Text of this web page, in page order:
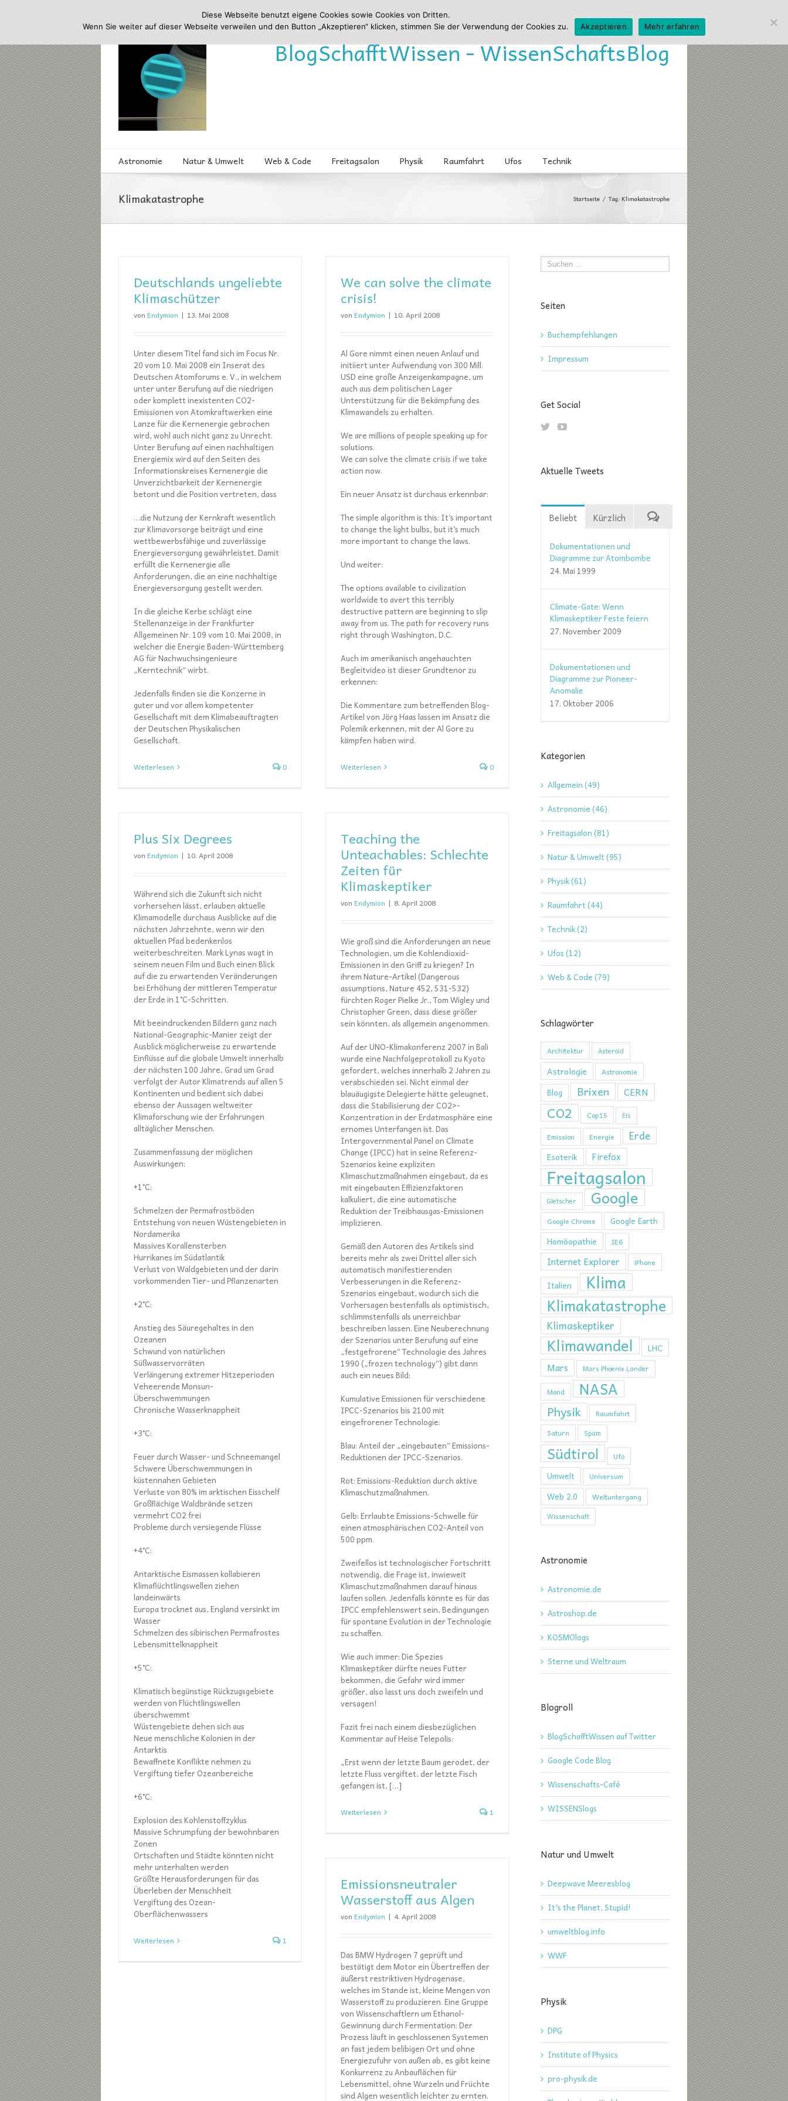
BlogSchafftWissen - WissenSchaftsBlog
Astronomie Natur & Umwelt Web & Code Freitagsalon Physik Raumfahrt Ufos Technik
Klimakatastrophe Startseite Tag: Klimakatastrophe
Deutschlands ungeliebte
Klimaschützer
von Endymion | 13. Mai 2008
Unter diesem Titel fand sich im Focus Nr.
20 vom 10. Mai 2008 ein Inserat des
Deutschen Atomforums e. V., in welchem
unter unter Berufung auf die niedrigen
oder komplett inexistenten CO2-
Emissionen von Atomkraftwerken eine
Lanze für die Kernenergie gebrochen
wird, wohl auch nicht ganz zu Unrecht.
Unter Berufung auf einen nachhaltigen
Energiemix wird auf den Seiten des
Informationskreises Kernenergie die
Unverzichtbarkeit der Kernenergie
betont und die Position vertreten, dass
…die Nutzung der Kernkraft wesentlich
zur Klimavorsorge beiträgt und eine
wettbewerbsfähige und zuverlässige
Energieversorgung gewährleistet. Damit
erfüllt die Kernenergie alle
Anforderungen, die an eine nachhaltige
Energieversorgung gestellt werden.
In die gleiche Kerbe schlägt eine
Stellenanzeige in der Frankfurter
Allgemeinen Nr. 109 vom 10. Mai 2008, in
welcher die Energie Baden-Württemberg
AG für Nachwuchsingenieure
„Kerntechnik“ wirbt.
Jedenfalls finden sie die Konzerne in
guter und vor allem kompetenter
Gesellschaft mit dem Klimabeauftragten
der Deutschen Physikalischen
Gesellschaft.
Weiterlesen 0
We can solve the climate
crisis!
von Endymion | 10. April 2008
Al Gore nimmt einen neuen Anlauf und
initiiert unter Aufwendung von 300 Mill.
USD eine große Anzeigenkampagne, um
auch aus dem politischen Lager
Unterstützung für die Bekämpfung des
Klimawandels zu erhalten.
We are millions of people speaking up for
solutions.
We can solve the climate crisis if we take
action now.
Ein neuer Ansatz ist durchaus erkennbar:
The simple algorithm is this: It’s important
to change the light bulbs, but it’s much
more important to change the laws.
Und weiter:
The options available to civilization
worldwide to avert this terribly
destructive pattern are beginning to slip
away from us. The path for recovery runs
right through Washington, D.C.
Auch im amerikanisch angehauchten
Begleitvideo ist dieser Grundtenor zu
erkennen:
Die Kommentare zum betreffenden Blog-
Artikel von Jörg Haas lassen im Ansatz die
Polemik erkennen, mit der Al Gore zu
kämpfen haben wird.
Weiterlesen 0
Plus Six Degrees
von Endymion | 10. April 2008
Während sich die Zukunft sich nicht
vorhersehen lässt, erlauben aktuelle
Klimamodelle durchaus Ausblicke auf die
nächsten Jahrzehnte, wenn wir den
aktuellen Pfad bedenkenlos
weiterbeschreiten. Mark Lynas wagt in
seinem neuen Film und Buch einen Blick
auf die zu erwartenden Veränderungen
bei Erhöhung der mittleren Temperatur
der Erde in 1°C-Schritten.
Mit beeindruckenden Bildern ganz nach
National-Geographic-Manier zeigt der
Ausblick möglicherweise zu erwartende
Einflüsse auf die globale Umwelt innerhalb
der nächsten 100 Jahre, Grad um Grad
verfolgt der Autor Klimatrends auf allen 5
Kontinenten und bedient sich dabei
ebenso der Aussagen weltweiter
Klimaforschung wie der Erfahrungen
alltäglicher Menschen.
Zusammenfassung der möglichen
Auswirkungen:
+1°C:
Schmelzen der Permafrostböden
Entstehung von neuen Wüstengebieten in
Nordamerika
Massives Korallensterben
Hurrikanes im Südatlantik
Verlust von Waldgebieten und der darin
vorkommenden Tier- und Pflanzenarten
+2°C:
Anstieg des Säuregehaltes in den
Ozeanen
Schwund von natürlichen
Süßwasservorräten
Verlängerung extremer Hitzeperioden
Veheerende Monsun-
Überschwemmungen
Chronische Wasserknappheit
+3°C:
Feuer durch Wasser- und Schneemangel
Schwere Überschwemmungen in
küstennahen Gebieten
Verluste von 80% im arktischen Eisschelf
Großflächige Waldbrände setzen
vermehrt CO2 frei
Probleme durch versiegende Flüsse
+4°C:
Antarktische Eismassen kollabieren
Klimaflüchtlingswellen ziehen
landeinwärts
Europa trocknet aus, England versinkt im
Wasser
Schmelzen des sibirischen Permafrostes
Lebensmittelknappheit
+5°C:
Klimatisch begünstige Rückzugsgebiete
werden von Flüchtlingswellen
überschwemmt
Wüstengebiete dehen sich aus
Neue menschliche Kolonien in der
Antarktis
Bewaffnete Konflikte nehmen zu
Vergiftung tiefer Ozeanbereiche
+6°C:
Explosion des Kohlenstoffzyklus
Massive Schrumpfung der bewohnbaren
Zonen
Ortschaften und Städte könnten nicht
mehr unterhalten werden
Größte Herausforderungen für das
Überleben der Menschheit
Vergiftung des Ozean-
Oberflächenwassers
Weiterlesen 1
Teaching the
Unteachables: Schlechte
Zeiten für
Klimaskeptiker
von Endymion | 8. April 2008
Wie groß sind die Anforderungen an neue
Technologien, um die Kohlendioxid-
Emissionen in den Griff zu kriegen? In
ihrem Nature-Artikel (Dangerous
assumptions, Nature 452, 531-532)
fürchten Roger Pielke Jr., Tom Wigley und
Christopher Green, dass diese größer
sein könnten, als allgemein angenommen.
Auf der UNO-Klimakonferenz 2007 in Bali
wurde eine Nachfolgeprotokoll zu Kyoto
gefordert, welches innerhalb 2 Jahren zu
verabschieden sei. Nicht einmal der
blauäugigste Delegierte hätte geleugnet,
dass die Stabilisierung der CO2>-
Konzentration in der Erdatmosphäre eine
ernomes Unterfangen ist. Das
Intergovernmental Panel on Climate
Change (IPCC) hat in seine Referenz-
Szenarios keine expliziten
Klimaschutzmaßnahmen eingebaut, da es
mit eingebauten Effizienzfaktoren
kalkuliert, die eine automatische
Reduktion der Treibhausgas-Emissionen
implizieren.
Gemäß den Autoren des Artikels sind
bereits mehr als zwei Drittel aller sich
automatisch manifestierenden
Verbesserungen in die Referenz-
Szenarios eingebaut, wodurch sich die
Vorhersagen bestenfalls als optimistisch,
schlimmstenfalls als unerreichbar
beschreiben lassen. Eine Neuberechnung
der Szenarios unter Berufung auf eine
„festgefrorene“ Technologie des Jahres
1990 („frozen technology“) gibt dann
auch ein neues Bild:
Kumulative Emissionen für verschiedene
IPCC-Szenarios bis 2100 mit
eingefrorener Technologie:
Blau: Anteil der „eingebauten“ Emissions-
Reduktionen der IPCC-Szenarios.
Rot: Emissions-Reduktion durch aktive
Klimaschutzmaßnahmen.
Gelb: Errlaubte Emissions-Schwelle für
einen atmosphärischen CO2-Anteil von
500 ppm.
Zweifellos ist technologischer Fortschritt
notwendig, die Frage ist, inwieweit
Klimaschutzmaßnahmen darauf hinaus
laufen sollen. Jedenfalls könnte es für das
IPCC empfehlenswert sein, Bedingungen
für spontane Evolution in der Technologie
zu schaffen.
Wie auch immer: Die Spezies
Klimaskeptiker dürfte neues Futter
bekommen, die Gefahr wird immer
größer, also lasst uns doch zweifeln und
versagen!
Fazit frei nach einem diesbezüglichen
Kommentar auf Heise Telepolis:
„Erst wenn der letzte Baum gerodet, der
letzte Fluss vergiftet, der letzte Fisch
gefangen ist, […]
Weiterlesen 1
Emissionsneutraler
Wasserstoff aus Algen
von Endymion | 4. April 2008
Das BMW Hydrogen 7 geprüft und
bestätigt dem Motor ein Übertreffen der
äußerst restriktiven Hydrogenase,
welches im Stande ist, kleine Mengen von
Wasserstoff zu produzieren. Eine Gruppe
von Wissenschaftlern um Ethanol-
Gewinnung durch Fermentation: Der
Prozess läuft in geschlossenen Systemen
an fast jedem belibigen Ort und ohne
Energiezufuhr von außen ab, es gibt keine
Konkurrenz zu Anbauflächen für
Lebensmittel, ohne Wurzeln und Früchte
sind Algen wesentlich leichter zu ernten.
Seiten
Buchempfehlungen
Impressum
Get Social
Aktuelle Tweets
Beliebt Kürzlich
Dokumentationen und
Diagramme zur Atombombe
24. Mai 1999
Climate-Gate: Wenn
Klimaskeptiker Feste feiern
27. November 2009
Dokumentationen und
Diagramme zur Pioneer-
Anomalie
17. Oktober 2006
Kategorien
Allgemein (49)
Astronomie (46)
Freitagsalon (81)
Natur & Umwelt (95)
Physik (61)
Raumfahrt (44)
Technik (2)
Ufos (12)
Web & Code (79)
Schlagwörter
Architektur Asteroid
Astrologie Astronomie
Blog Brixen CERN
CO2 Cop15 Eis
Emission Energie Erde
Esoterik Firefox
Freitagsalon
Gletscher Google
Google Chrome Google Earth
Homöopathie IE6
Internet Explorer iPhone
Italien Klima
Klimakatastrophe
Klimaskeptiker
Klimawandel LHC
Mars Mars Phoenix Lander
Mond NASA
Physik Raumfahrt
Saturn Spam
Südtirol Ufo
Umwelt Universum
Web 2.0 Weltuntergang
Wissenschaft
Astronomie
Astronomie.de
Astroshop.de
KOSMOlogs
Sterne und Weltraum
Blogroll
BlogSchafftWissen auf Twitter
Google Code Blog
Wissenschafts-Café
WISSENSlogs
Natur und Umwelt
Deepwave Meeresblog
It's the Planet, Stupid!
umweltblog.info
WWF
Physik
DPG
Institute of Physics
pro-physik.de
Diese Webseite benutzt eigene Cookies sowie Cookies von Dritten.
Wenn Sie weiter auf dieser Webseite verweilen und den Button „Akzeptieren“ klicken, stimmen Sie der Verwendung der Cookies zu.
Akzeptieren Mehr erfahren